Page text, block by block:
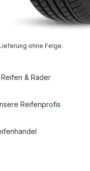
ohne Felge.
& Räder
Reifenprofis